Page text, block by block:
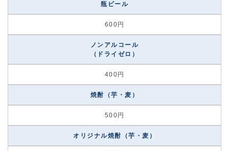
瓶ビール
600円
ノンアルコール
（ドライゼロ）
400円
焼酎（芋・麦）
500円
オリジナル焼酎（芋・麦）